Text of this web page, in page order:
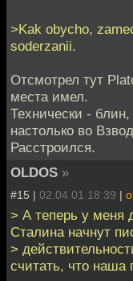
>Kak obycho,
soderzanii.
Отсмотрел тут
места имел.
Технически -
настолько во
Расстроился.
OLDOS »
#15 | 02.04.01 18:39 |
> А теперь у меня
Сталина начнут
>
считать, что наша